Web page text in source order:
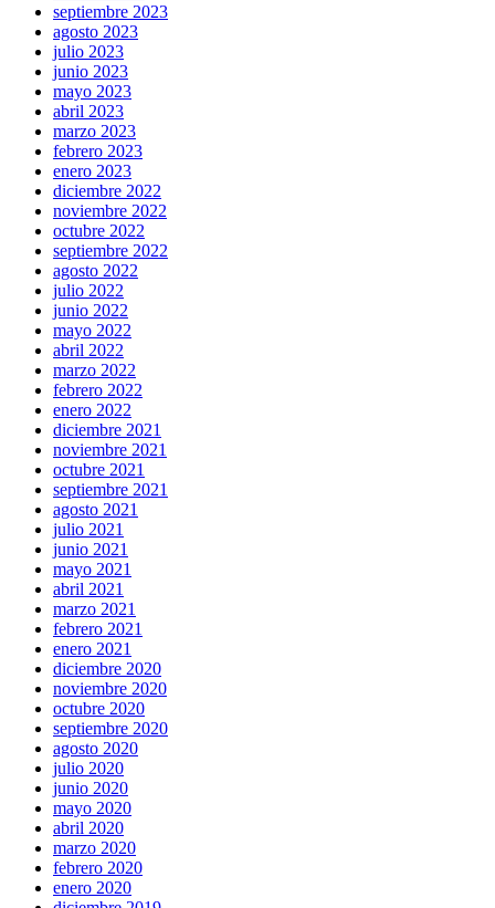
septiembre 2023
agosto 2023
julio 2023
junio 2023
mayo 2023
abril 2023
marzo 2023
febrero 2023
enero 2023
diciembre 2022
noviembre 2022
octubre 2022
septiembre 2022
agosto 2022
julio 2022
junio 2022
mayo 2022
abril 2022
marzo 2022
febrero 2022
enero 2022
diciembre 2021
noviembre 2021
octubre 2021
septiembre 2021
agosto 2021
julio 2021
junio 2021
mayo 2021
abril 2021
marzo 2021
febrero 2021
enero 2021
diciembre 2020
noviembre 2020
octubre 2020
septiembre 2020
agosto 2020
julio 2020
junio 2020
mayo 2020
abril 2020
marzo 2020
febrero 2020
enero 2020